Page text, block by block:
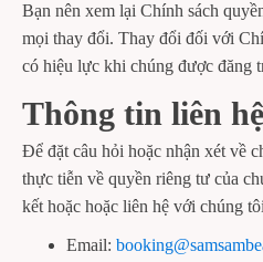
Bạn nên xem lại Chính sách
mọi thay đổi. Thay đổi đối với
có hiệu lực khi chúng được đăng
Thông tin liên hệ
Để đặt câu hỏi hoặc nhận xét về
thực tiễn về quyền riêng tư của
kết hoặc hoặc liên hệ với chúng
Email: